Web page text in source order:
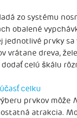
zo systému
obalené
jednotlivé prvky sa
vrátane dreva,
celú škálu
celku
prvkov môže
atrakcia.